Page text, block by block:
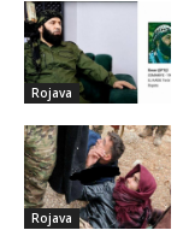
Rojava
Rojava